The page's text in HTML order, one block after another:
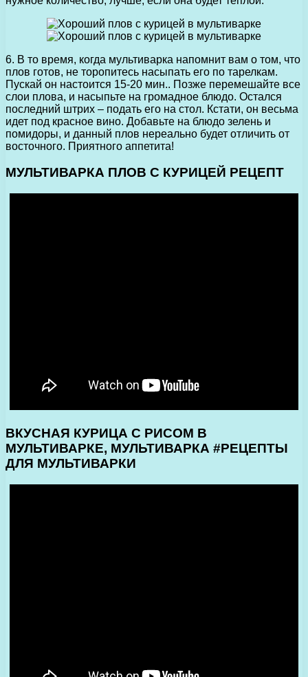
6. В то время, когда мультиварка напомнит вам о том, что
плов готов, не торопитесь насыпать его по тарелкам.
Пускай он настоится 15-20 мин.. Позже перемешайте все
слои плова, и насыпьте на громадное блюдо. Остался
последний штрих – подать его на стол. Кстати, он весьма
идет под красное вино. Добавьте на блюдо зелень и
помидоры, и данный плов нереально будет отличить от
восточного. Приятного аппетита!
МУЛЬТИВАРКА ПЛОВ С КУРИЦЕЙ РЕЦЕПТ
ВКУСНАЯ КУРИЦА С РИСОМ В
МУЛЬТИВАРКЕ, МУЛЬТИВАРКА #РЕЦЕПТЫ
ДЛЯ МУЛЬТИВАРКИ